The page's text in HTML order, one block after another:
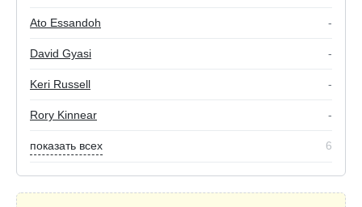
Ato Essandoh -
David Gyasi -
Keri Russell -
Rory Kinnear -
показать всех 6